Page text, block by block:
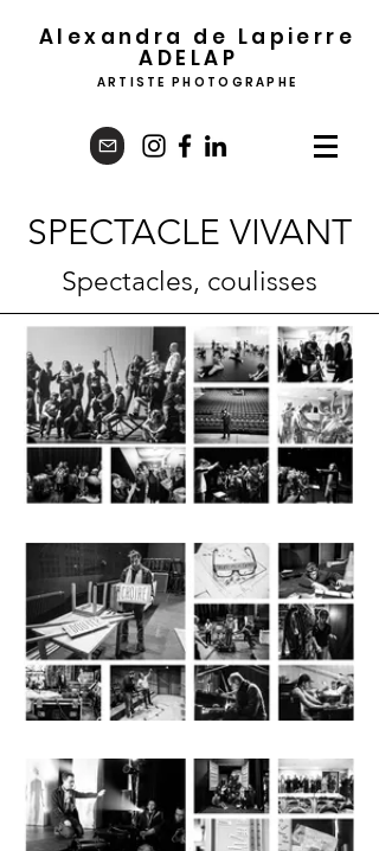
Alexandra de Lapierre
ADELA P
ARTISTE PHOTOGRAPHE
SPECTACLE VIVANT
Spectacles, coulisses